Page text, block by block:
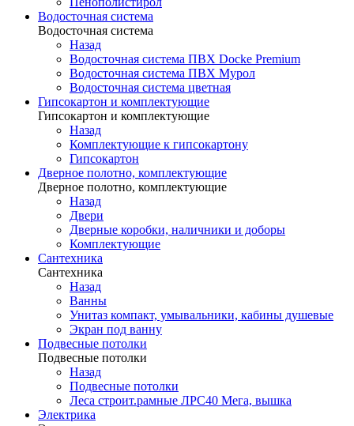
Водосточная система
Водосточная система
Назад
Водосточная система ПВХ Docke Premium
Водосточная система ПВХ Мурол
Водосточная система цветная
Гипсокартон и комплектующие
Гипсокартон и комплектующие
Назад
Комплектующие к гипсокартону
Гипсокартон
Дверное полотно, комплектующие
Дверное полотно, комплектующие
Назад
Двери
Дверные коробки, наличники и доборы
Комплектующие
Сантехника
Сантехника
Назад
Ванны
Унитаз компакт, умывальники, кабины душевые
Экран под ванну
Подвесные потолки
Подвесные потолки
Назад
Подвесные потолки
Леса строит.рамные ЛРС40 Мега, вышка
Электрика